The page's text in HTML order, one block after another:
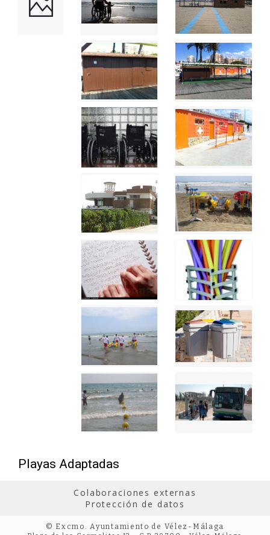
Playas Adaptadas
Colaboraciones externas
Protección de datos
© Excmo. Ayuntamiento de Vélez-Málaga